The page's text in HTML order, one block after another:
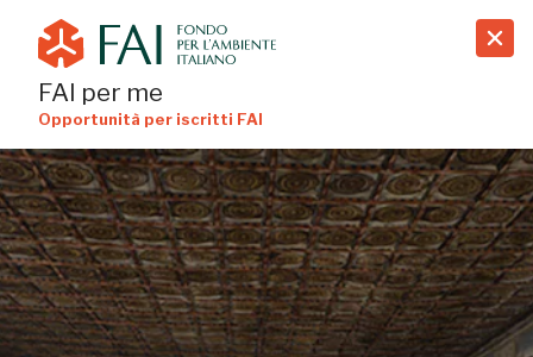
search
FAI per me
Opportunità per iscritti FAI
CASA DEL